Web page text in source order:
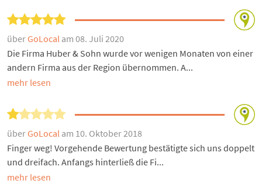
überGoLocal am 08. Juli 2020
Die Firma Huber & Sohn wurde vor wenigen Monaten von einer
andern Firma aus der Region übernommen. A...
mehr lesen
überGoLocal am 10. Oktober 2018
Finger weg! Vorgehende Bewertung bestätigte sich uns doppelt
und dreifach. Anfangs hinterließ die Fi...
mehr lesen